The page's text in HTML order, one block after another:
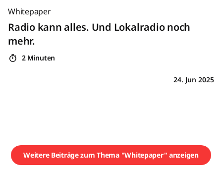
Whitepaper
Radio kann alles. Und Lokalradio noch
mehr.
2 Minuten
24. Jun 2025
Weitere Beiträge zum Thema "Whitepaper" anzeigen